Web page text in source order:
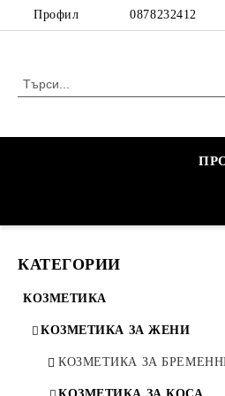
Профил 0878232412
КАТЕГОРИИ
КОЗМЕТИКА
КОЗМЕТИКА ЗА ЖЕНИ
КОЗМЕТИКА ЗА